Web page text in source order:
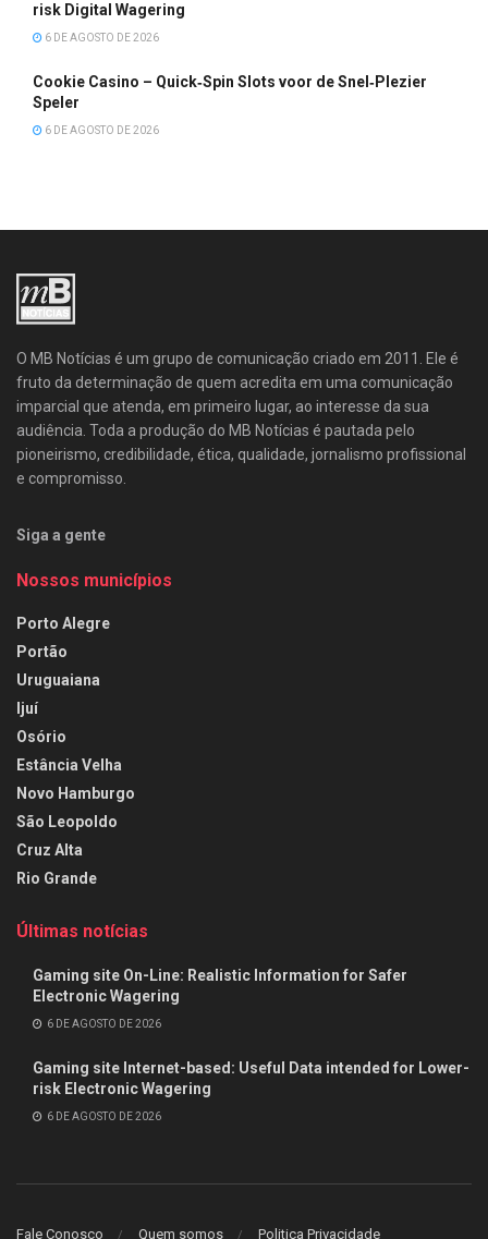
risk Digital Wagering
6 DE AGOSTO DE 2026
Cookie Casino – Quick‑Spin Slots voor de Snel‑Plezier
Speler
6 DE AGOSTO DE 2026
O MB Notícias é um grupo de comunicação criado em 2011. Ele é
fruto da determinação de quem acredita em uma comunicação
imparcial que atenda, em primeiro lugar, ao interesse da sua
audiência. Toda a produção do MB Notícias é pautada pelo
pioneirismo, credibilidade, ética, qualidade, jornalismo profissional
e compromisso.
Siga a gente
Nossos municípios
Porto Alegre
Portão
Uruguaiana
Ijuí
Osório
Estância Velha
Novo Hamburgo
São Leopoldo
Cruz Alta
Rio Grande
Últimas notícias
Gaming site On-Line: Realistic Information for Safer
Electronic Wagering
6 DE AGOSTO DE 2026
Gaming site Internet-based: Useful Data intended for Lower-
risk Electronic Wagering
6 DE AGOSTO DE 2026
Fale Conosco Quem somos Politica Privacidade